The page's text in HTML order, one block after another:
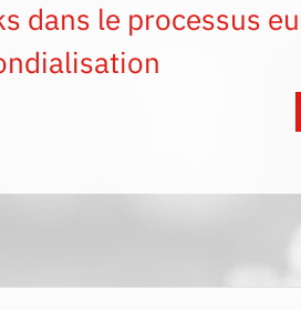
dans le processus